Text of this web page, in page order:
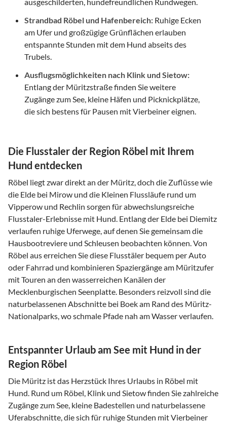
Strandbad Röbel und Hafenbereich: Ruhige Ecken
am Ufer und großzügige Grünflächen erlauben
entspannte Stunden mit dem Hund abseits des
Trubels.
Ausflugsmöglichkeiten nach Klink und Sietow:
Entlang der Müritzstraße finden Sie weitere
Zugänge zum See, kleine Häfen und Picknickplätze,
die sich bestens für Pausen mit Vierbeiner eignen.
Die Flusstaler der Region Röbel mit Ihrem
Hund entdecken
Röbel liegt zwar direkt an der Müritz, doch die Zuflüsse wie
die Elde bei Mirow und die Kleinen Flussläufe rund um
Vipperow und Rechlin sorgen für abwechslungsreiche
Flusstaler-Erlebnisse mit Hund. Entlang der Elde bei Diemitz
verlaufen ruhige Uferwege, auf denen Sie gemeinsam die
Hausbootreviere und Schleusen beobachten können. Von
Röbel aus erreichen Sie diese Flusstäler bequem per Auto
oder Fahrrad und kombinieren Spaziergänge am Müritzufer
mit Touren an den wasserreichen Kanälen der
Mecklenburgischen Seenplatte. Besonders reizvoll sind die
naturbelassenen Abschnitte bei Boek am Rand des Müritz-
Nationalparks, wo schmale Pfade nah am Wasser verlaufen.
Entspannter Urlaub am See mit Hund in der
Region Röbel
Die Müritz ist das Herzstück Ihres Urlaubs in Röbel mit
Hund. Rund um Röbel, Klink und Sietow finden Sie zahlreiche
Zugänge zum See, kleine Badestellen und naturbelassene
Uferabschnitte, die sich für ruhige Stunden mit Vierbeiner